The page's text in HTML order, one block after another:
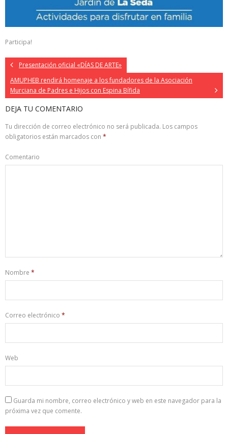
Participa!
Presentación oficial «DÍAS DE ARTE»
AMUPHEB rendirá homenaje a los fundadores de la Asociación
Murciana de Padres e Hijos con Espina Bífida
DEJA TU COMENTARIO
Tu dirección de correo electrónico no será publicada. Los campos
obligatorios están marcados con *
Comentario
Nombre *
Correo electrónico *
Web
Guarda mi nombre, correo electrónico y web en este navegador para la
próxima vez que comente.